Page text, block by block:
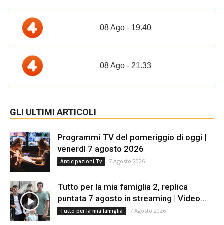
08 Ago - 19.40
08 Ago - 21.33
GLI ULTIMI ARTICOLI
Programmi TV del pomeriggio di oggi |
venerdì 7 agosto 2026
Anticipazioni Tv 7 Agosto 2026
Tutto per la mia famiglia 2, replica
puntata 7 agosto in streaming | Video...
Tutto per la mia famiglia 7 Agosto 2026